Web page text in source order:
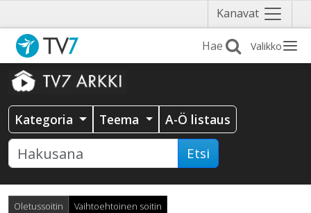
Kanavat Näytä
valikko
Valikko
Kategoria Teema A-Ö listaus
Etsi
Oletussoitin Vaihtoehtoinen soitin